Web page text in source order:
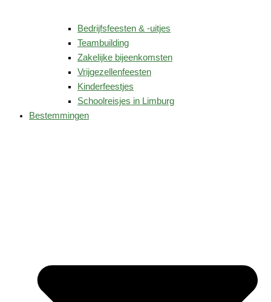
Bedrijfsfeesten & -uitjes
Teambuilding
Zakelijke bijeenkomsten
Vrijgezellenfeesten
Kinderfeestjes
Schoolreisjes in Limburg
Bestemmingen